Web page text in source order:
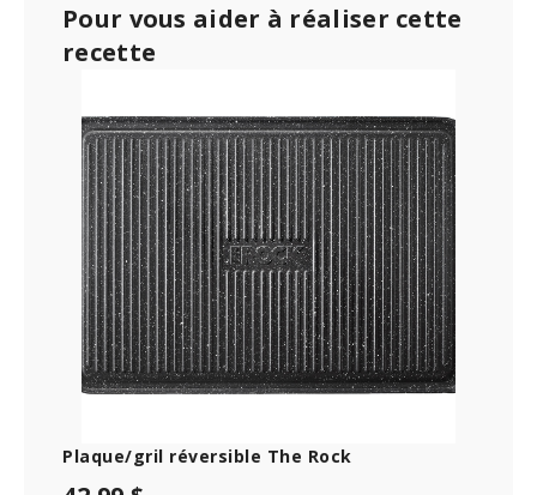
Pour vous aider à réaliser cette
recette
Plaque/gril réversible The Rock